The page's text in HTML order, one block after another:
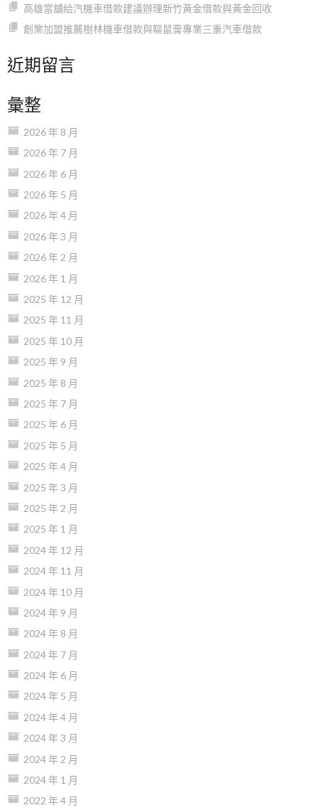
高雄當舖給汽機車借款建議辦理新竹黃金借款與黃金回收
創業加盟推薦樹林機車借款與驅鼠膏專業三重汽車借款
近期留言
彙整
2026 年 8 月
2026 年 7 月
2026 年 6 月
2026 年 5 月
2026 年 4 月
2026 年 3 月
2026 年 2 月
2026 年 1 月
2025 年 12 月
2025 年 11 月
2025 年 10 月
2025 年 9 月
2025 年 8 月
2025 年 7 月
2025 年 6 月
2025 年 5 月
2025 年 4 月
2025 年 3 月
2025 年 2 月
2025 年 1 月
2024 年 12 月
2024 年 11 月
2024 年 10 月
2024 年 9 月
2024 年 8 月
2024 年 7 月
2024 年 6 月
2024 年 5 月
2024 年 4 月
2024 年 3 月
2024 年 2 月
2024 年 1 月
2022 年 4 月